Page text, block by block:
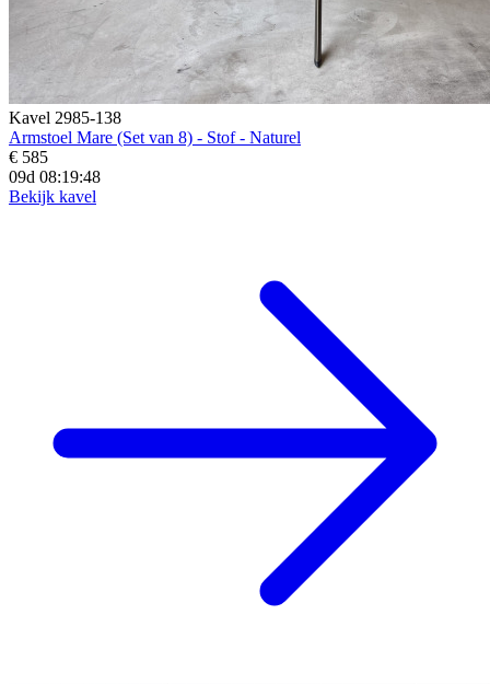
Kavel 2985-138
Armstoel Mare (Set van 8) - Stof - Naturel
€ 585
09d 08:19:46
Bekijk kavel